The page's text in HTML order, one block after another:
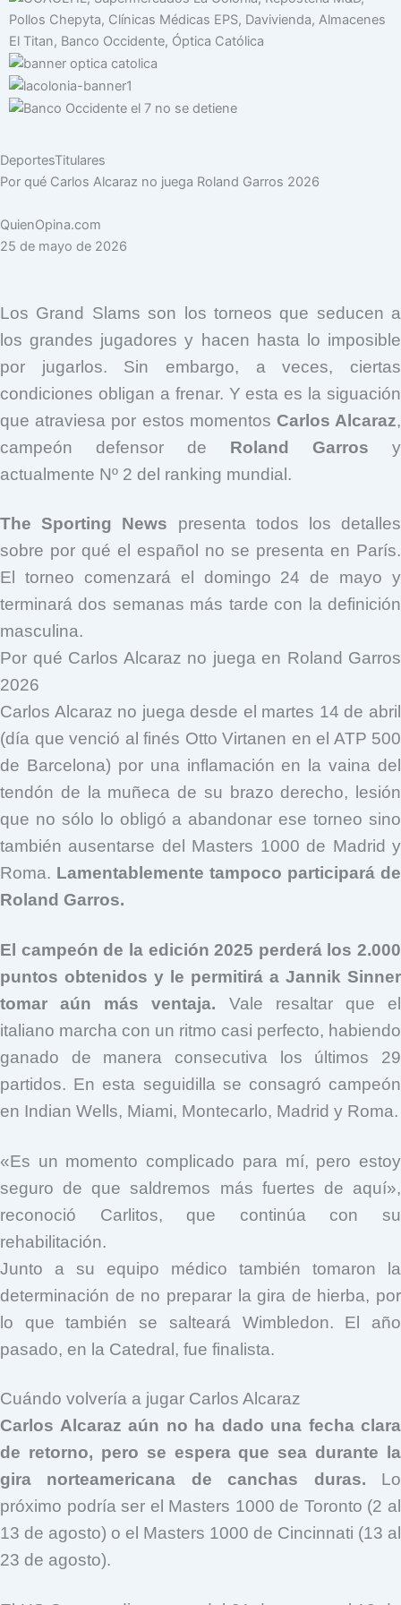
o
o
k
e
r
b
e
g
r
a
r
e
s
DeportesTitulares
Por qué Carlos Alcaraz no juega Roland Garros 2026
QuienOpina.com
25 de mayo de 2026
Los Grand Slams son los torneos que seducen a
los grandes jugadores y hacen hasta lo imposible
por jugarlos. Sin embargo, a veces, ciertas
condiciones obligan a frenar. Y esta es la siguación
que atraviesa por estos momentos Carlos Alcaraz,
campeón defensor de Roland Garros y
actualmente Nº 2 del ranking mundial.
The Sporting News presenta todos los detalles
sobre por qué el español no se presenta en París.
El torneo comenzará el domingo 24 de mayo y
terminará dos semanas más tarde con la definición
masculina.
Por qué Carlos Alcaraz no juega en Roland Garros
2026
Carlos Alcaraz no juega desde el martes 14 de abril
(día que venció al finés Otto Virtanen en el ATP 500
de Barcelona) por una inflamación en la vaina del
tendón de la muñeca de su brazo derecho, lesión
que no sólo lo obligó a abandonar ese torneo sino
también ausentarse del Masters 1000 de Madrid y
Roma. Lamentablemente tampoco participará de
Roland Garros.
El campeón de la edición 2025 perderá los 2.000
puntos obtenidos y le permitirá a Jannik Sinner
tomar aún más ventaja. Vale resaltar que el
italiano marcha con un ritmo casi perfecto, habiendo
ganado de manera consecutiva los últimos 29
partidos. En esta seguidilla se consagró campeón
en Indian Wells, Miami, Montecarlo, Madrid y Roma.
«Es un momento complicado para mí, pero estoy
seguro de que saldremos más fuertes de aquí»,
reconoció Carlitos, que continúa con su
rehabilitación.
Junto a su equipo médico también tomaron la
determinación de no preparar la gira de hierba, por
lo que también se salteará Wimbledon. El año
pasado, en la Catedral, fue finalista.
Cuándo volvería a jugar Carlos Alcaraz
Carlos Alcaraz aún no ha dado una fecha clara
de retorno, pero se espera que sea durante la
gira norteamericana de canchas duras. Lo
próximo podría ser el Masters 1000 de Toronto (2 al
13 de agosto) o el Masters 1000 de Cincinnati (13 al
23 de agosto).